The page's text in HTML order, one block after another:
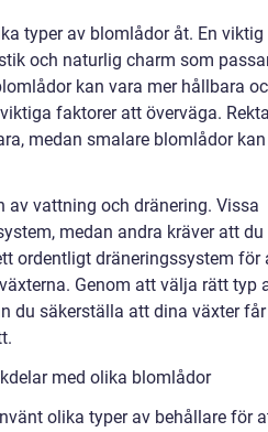
typer av blomlådor åt. En
och naturlig charm som
kan vara mer hållbara
faktorer att överväga.
medan smalare blomlådor
av vattning och dränering. Vissa
medan andra kräver att
ordentligt dräneringssystem för
Genom att välja rätt typ
du säkerställa att dina växter
med olika blomlådor
olika typer av behållare för